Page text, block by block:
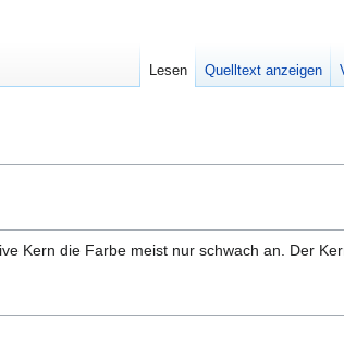
Kern die Farbe meist nur schwach an. Der
Lesen Quelltext anzeigen